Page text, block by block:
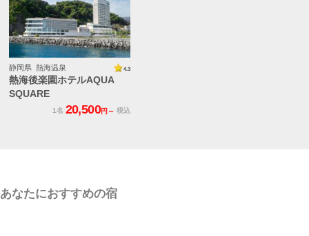
静岡県 熱海温泉 4.3
熱海後楽園ホテルAQUA
SQUARE
1名 20,500円～ 税込
あなたにおすすめの宿